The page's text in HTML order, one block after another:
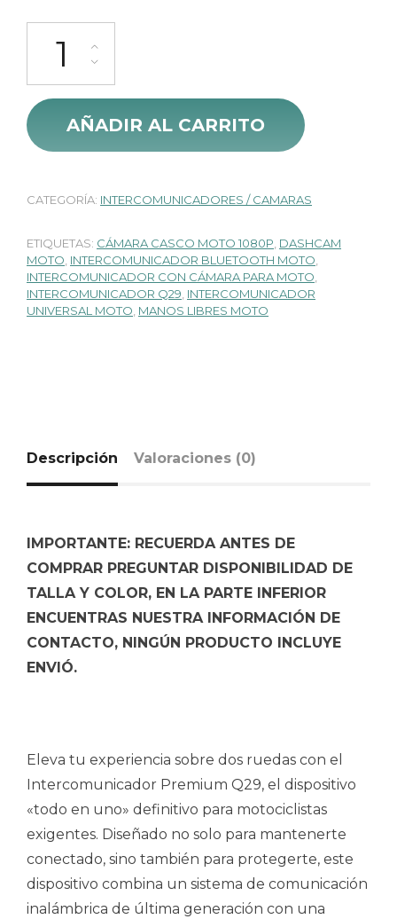
era:
$ 285.000.
es:
$
AÑADIR AL CARRITO
CATEGORÍA: INTERCOMUNICADORES / CAMARAS
ETIQUETAS: CÁMARA CASCO MOTO 1080P, DASHCAM
MOTO, INTERCOMUNICADOR BLUETOOTH MOTO,
INTERCOMUNICADOR CON CÁMARA PARA MOTO,
INTERCOMUNICADOR Q29, INTERCOMUNICADOR
UNIVERSAL MOTO, MANOS LIBRES MOTO
Descripción Valoraciones (0)
IMPORTANTE: RECUERDA ANTES DE
COMPRAR PREGUNTAR DISPONIBILIDAD DE
TALLA Y COLOR, EN LA PARTE INFERIOR
ENCUENTRAS NUESTRA INFORMACIÓN DE
CONTACTO, NINGÚN PRODUCTO INCLUYE
ENVIÓ.
Eleva tu experiencia sobre dos ruedas con el
Intercomunicador Premium Q29, el dispositivo
«todo en uno» definitivo para motociclistas
exigentes. Diseñado no solo para mantenerte
conectado, sino también para protegerte, este
dispositivo combina un sistema de comunicación
inalámbrica de última generación con una